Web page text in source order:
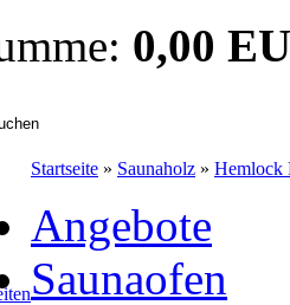
0,00
Startseite » Saunaholz » Hemlock
Angebote
Saunaofen